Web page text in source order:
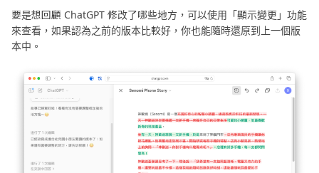
要是想回顧 ChatGPT 修改了哪些地方，可以使用「顯示變更」功能
來查看，如果認為之前的版本比較好，你也能隨時還原到上一個版
本中。